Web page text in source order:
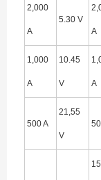
2,000
A
5.30 V
A
1,000
A
10.45
V A
500 A
21,55
V